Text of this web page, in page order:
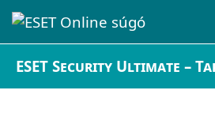
ESET Security Ultimate –